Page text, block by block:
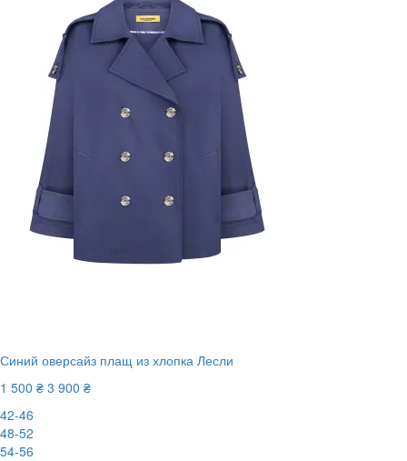
Синий оверсайз плащ из хлопка Лесли
1 500 ₴ 3 900 ₴
42-46
48-52
54-56